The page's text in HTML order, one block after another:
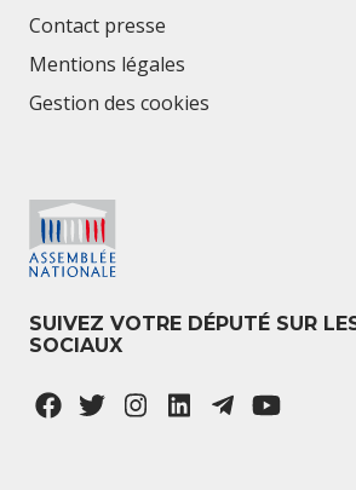
Contact presse
Mentions légales
Gestion des cookies
SUIVEZ VOTRE DÉPUTÉ SUR
SOCIAUX